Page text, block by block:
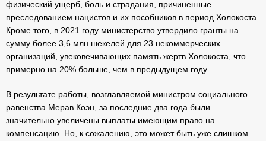
физический ущерб, боль и страдания, причиненные
преследованием нацистов и их пособников в период Холокоста.
Кроме того, в 2021 году министерство утвердило гранты на
сумму более 3,6 млн шекелей для 23 некоммерческих
организаций, увековечивающих память жертв Холокоста, что
примерно на 20% больше, чем в предыдущем году.
В результате работы, возглавляемой министром социального
равенства Мерав Коэн, за последние два года были
значительно увеличены выплаты имеющим право на
компенсацию. Но, к сожалению, это может быть уже слишком